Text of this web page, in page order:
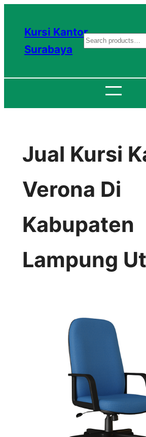
konten
Kursi Kantor
Surabaya
S
a
c
Jual Kursi
Verona Di
Kabupaten
Lampung